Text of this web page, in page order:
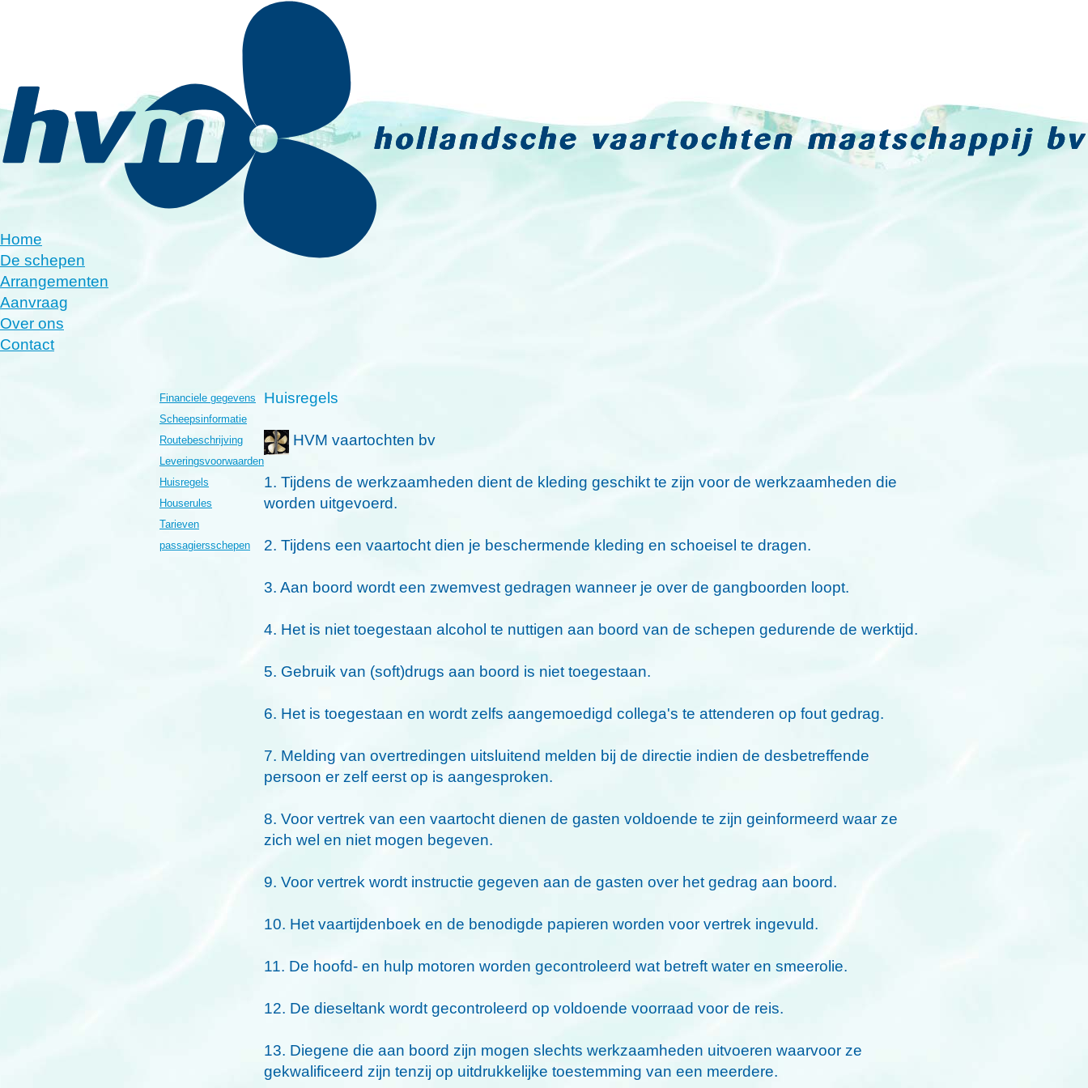
Home
De schepen
Arrangementen
Aanvraag
Over ons
Contact
Financiele gegevens
Scheepsinformatie
Routebeschrijving
Leveringsvoorwaarden
Huisregels
Houserules
Tarieven
passagiersschepen
Huisregels
HVM vaartochten bv
1. Tijdens de werkzaamheden dient de kleding geschikt te zijn voor de werkzaamheden die
worden uitgevoerd.
2. Tijdens een vaartocht dien je beschermende kleding en schoeisel te dragen.
3. Aan boord wordt een zwemvest gedragen wanneer je over de gangboorden loopt.
4. Het is niet toegestaan alcohol te nuttigen aan boord van de schepen gedurende de werktijd.
5. Gebruik van (soft)drugs aan boord is niet toegestaan.
6. Het is toegestaan en wordt zelfs aangemoedigd collega's te attenderen op fout gedrag.
7. Melding van overtredingen uitsluitend melden bij de directie indien de desbetreffende
persoon er zelf eerst op is aangesproken.
8. Voor vertrek van een vaartocht dienen de gasten voldoende te zijn geinformeerd waar ze
zich wel en niet mogen begeven.
9. Voor vertrek wordt instructie gegeven aan de gasten over het gedrag aan boord.
10. Het vaartijdenboek en de benodigde papieren worden voor vertrek ingevuld.
11. De hoofd- en hulp motoren worden gecontroleerd wat betreft water en smeerolie.
12. De dieseltank wordt gecontroleerd op voldoende voorraad voor de reis.
13. Diegene die aan boord zijn mogen slechts werkzaamheden uitvoeren waarvoor ze
gekwalificeerd zijn tenzij op uitdrukkelijke toestemming van een meerdere.